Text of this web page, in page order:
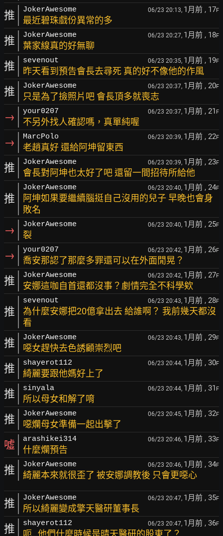
推 JokerAwesome 06/23 20:13, 1月前 , 17F
最近碧珠戲份異常的多
推 JokerAwesome 06/23 20:27, 1月前 , 18F
葉家線真的好無聊
推 sevenout 06/23 20:35, 1月前 , 19F
昨天看到預告會長去尋死 真的好不像他的作風
推 JokerAwesome 06/23 20:37, 1月前 , 20F
只是為了撿照片吧 會長頂多就喪志
→ your0207 06/23 20:37, 1月前 , 21 F
不另外找人確認嗎，真單純喔
→ MarcPolo 06/23 20:39, 1月前 , 22F
老趙真好 還給阿坤留東西
推 JokerAwesome 06/23 20:39, 1月前 , 23F
會長對阿坤也太好了吧 還留一間招待所給他
推
JokerAwesome 06/23 20:40, 1月前 , 24F
阿坤如果要繼續腦挺自己沒用的兒子 早晚也會身
敗名
→ JokerAwesome 06/23 20:40, 1月前 , 25F
裂
→ your0207 06/23 20:42, 1月前 , 26F
喬安那認了那麼多罪還可以在外面閒晃？
推 JokerAwesome 06/23 20:42, 1月前 , 27F
安娜這咖自首還都沒事？劇情完全不科學欸
推
sevenout 06/23 20:43, 1月前 , 28F
為什麼安娜把20億拿出去 給誰啊？ 我前幾天都沒
看
推 JokerAwesome 06/23 20:43, 1月前 , 29F
噁女趕快去色誘顧崇烈吧
推 shayerot112 06/23 20:44, 1月前 , 30F
綺麗要跟他媽好上了
推 sinyala 06/23 20:44, 1月前 , 31 F
所以母女和解了唷
推 JokerAwesome 06/23 20:45, 1月前 , 32F
噁爛母女準備一起出擊了
噓 arashikei314 06/23 20:46, 1月前 , 33F
什麼爛預告
推 JokerAwesome 06/23 20:46, 1月前 , 34F
綺麗本來就很歪了 被安娜調教後 只會更噁心
推 JokerAwesome 06/23 20:47, 1月前 , 35F
所以綺麗變成擎天醫研董事長
推 shayerot112 06/23 20:47, 1月前 , 36F
呃…他們什麼時候是晴天醫研的股東了？